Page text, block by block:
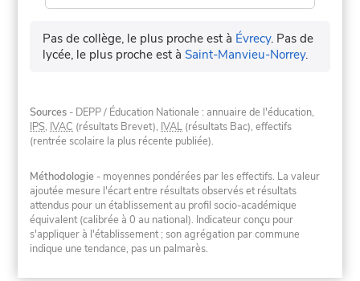
Pas de collège, le plus proche est à Évrecy. Pas de
lycée, le plus proche est àSaint-Manvieu-Norrey.
Sources - DEPP / Éducation Nationale : annuaire de l'éducation,
IPS, IVAC (résultats Brevet), IVAL (résultats Bac), effectifs
(rentrée scolaire la plus récente publiée).
Méthodologie - moyennes pondérées par les effectifs. La valeur
ajoutée mesure l'écart entre résultats observés et résultats
attendus pour un établissement au profil socio-académique
équivalent (calibrée à 0 au national). Indicateur conçu pour
s'appliquer à l'établissement ; son agrégation par commune
indique une tendance, pas un palmarès.